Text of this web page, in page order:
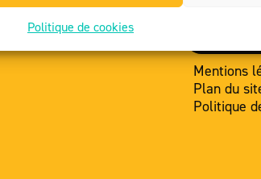
Politique de cookies
Mentions
Plan du
Politique